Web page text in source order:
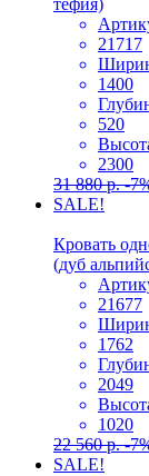
тефия)
21717
1400
520
2300
31 880р. -
SALE!
Кровать
(дуб
21677
1762
2049
1020
22 560р. -
SALE!